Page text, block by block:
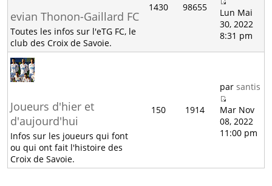
evian Thonon-Gaillard FC
Toutes les infos sur l'eTG FC, le
club des Croix de Savoie.
1430 98655
Lun Mai
30, 2022
8:31 pm
Joueurs d'hier et
d'aujourd'hui
Infos sur les joueurs qui font
ou qui ont fait l'histoire des
Croix de Savoie.
150 1914
parsantis
Mar Nov
08, 2022
11:00 pm